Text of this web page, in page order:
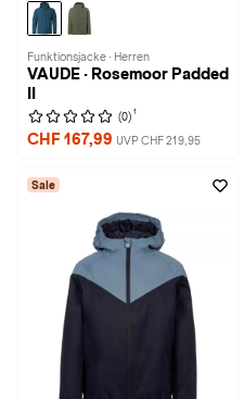
Funktionsjacke · Herren
VAUDE · Rosemoor Padded
(0) 1
CHF 167,99 UVP CHF 219,95
Sale